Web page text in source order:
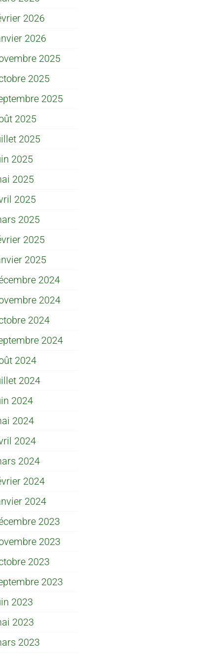
2026
2026
2025
2025
2025
2025
2025
2025
2025
2025
2025
2025
2025
2024
2024
2024
2024
2024
2024
2024
2024
2024
2024
2024
2024
2023
2023
2023
2023
2023
2023
2023